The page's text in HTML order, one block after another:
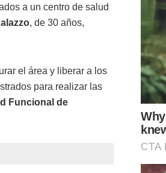
a un centro de salud
, de 30 años,
el área y liberar a los
para realizar las
Funcional de